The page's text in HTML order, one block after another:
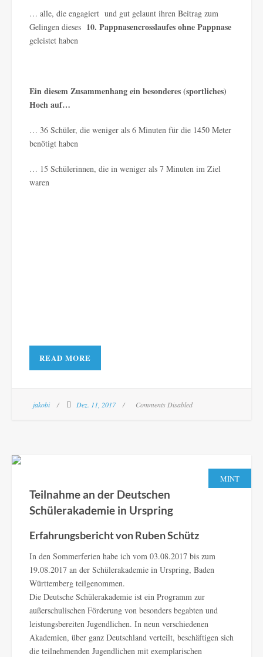
… alle, die engagiert und gut gelaunt ihren Beitrag zum
Gelingen dieses 10. Pappnasencrosslaufes ohne Pappnase
geleistet haben
Ein diesem Zusammenhang ein besonderes (sportliches)
Hoch auf…
… 36 Schüler, die weniger als 6 Minuten für die 1450 Meter
benötigt haben
… 15 Schülerinnen, die in weniger als 7 Minuten im Ziel
waren
READ MORE
jakobi Dez. 11, 2017 Comments Disabled
MINT
Teilnahme an der Deutschen
Schülerakademie in Urspring
Erfahrungsbericht von Ruben Schütz
In den Sommerferien habe ich vom 03.08.2017 bis zum
19.08.2017 an der Schülerakademie in Urspring, Baden
Württemberg teilgenommen.
Die Deutsche Schülerakademie ist ein Programm zur
außerschulischen Förderung von besonders begabten und
leistungsbereiten Jugendlichen. In neun verschiedenen
Akademien, über ganz Deutschland verteilt, beschäftigen sich
die teilnehmenden Jugendlichen mit exemplarischen